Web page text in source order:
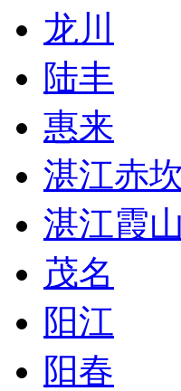
龙川
陆丰
惠来
湛江赤坎
湛江霞山
茂名
阳江
阳春